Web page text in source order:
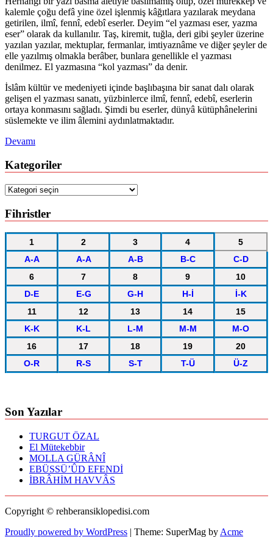
kalemle çoğu defâ yine özel işlenmiş kâğıtlara yazılarak meydana
getirilen, ilmî, fennî, edebî eserler. Deyim “el yazması eser, yazma
eser” olarak da kullanılır. Taş, kiremit, tuğla, deri gibi şeyler üzerine
yazılan yazılar, mektuplar, fermanlar, imtiyaznâme ve diğer şeyler de
elle yazılmış olmakla berâber, bunlara genellikle el yazması
denilmez. El yazmasına “kol yazması” da denir.
İslâm kültür ve medeniyeti içinde başlıbaşına bir sanat dalı olarak
gelişen el yazması sanatı, yüzbinlerce ilmî, fennî, edebî, eserlerin
ortaya konmasını sağladı. Şimdi bu eserler, dünyâ kütüphânelerini
süslemekte ve ilim âlemini aydınlatmaktadır.
Devamı
Kategoriler
Kategoriler
Fihristler
1 2 3 4
5
A-A
A-A A-B B-C
C-D
6
7 8 9
10
D-E
E-G G-H H-İ
İ-K
11
12 13 14
15
K-K
K-L L-M M-M
M-O
16
17 18 19
20
O-R
R-S S-T T-Ü Ü-Z
Son Yazılar
TURGUT ÖZAL
El Mütekebbir
MOLLA GÜRÂNÎ
EBÜSSÜ’ÛD EFENDİ
İBRÂHİM HAVVÂS
Copyright © rehberansiklopedisi.com
Proudly powered by WordPress | Theme: SuperMag by Acme